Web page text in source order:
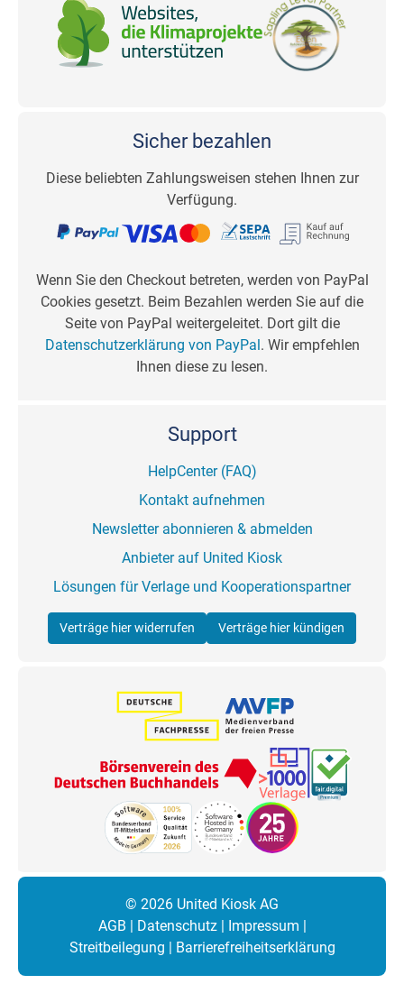
Sicher bezahlen
Diese beliebten Zahlungsweisen stehen Ihnen zur
Verfügung.
Wenn Sie den Checkout betreten, werden von PayPal
Cookies gesetzt. Beim Bezahlen werden Sie auf die
Seite von PayPal weitergeleitet. Dort gilt die
Datenschutzerklärung von PayPal. Wir empfehlen
Ihnen diese zu lesen.
Support
HelpCenter (FAQ)
Kontakt aufnehmen
Newsletter abonnieren & abmelden
Anbieter auf United Kiosk
Lösungen für Verlage und Kooperationspartner
Verträge hier widerrufen Verträge hier kündigen
© 2026 United Kiosk AG
AGB | Datenschutz| Impressum |
Streitbeilegung | Barrierefreiheitserklärung